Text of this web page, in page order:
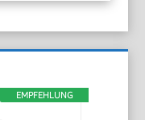
EMPFEHLUNG